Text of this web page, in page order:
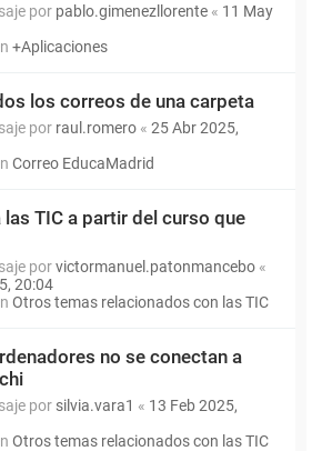
por pablo.gimenezllorente « 11 May
+Aplicaciones
los correos de una carpeta
por raul.romero « 25 Abr 2025,
Correo EducaMadrid
las TIC a partir del curso que
porvictormanuel.patonmancebo «
20:04
Otros temas relacionados con las TIC
no se conectan a
por silvia.vara1 « 13 Feb 2025,
Otros temas relacionados con las TIC